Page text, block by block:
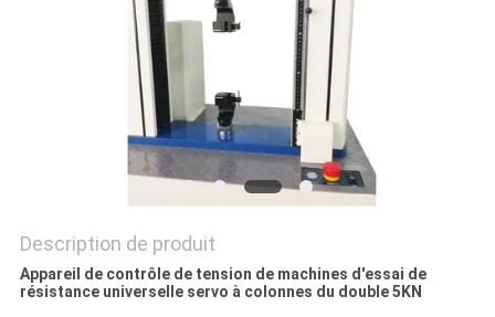
Description de produit
Appareil de contrôle de tension de machines d'essai de
résistance universelle servo à colonnes du double 5KN